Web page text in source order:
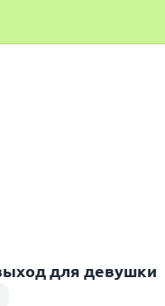
для девушки